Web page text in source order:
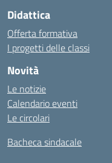
Didattica
Offerta formativa
I progetti delle classi
Novità
Le notizie
Calendario eventi
Le circolari
Bacheca sindacale